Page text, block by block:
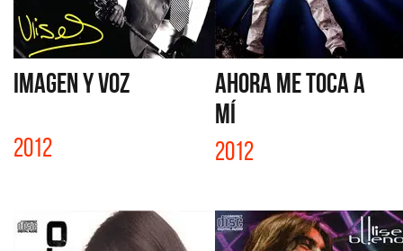
IMAGEN Y VOZ
2012
AHORA ME TOCA A
MÍ
2012